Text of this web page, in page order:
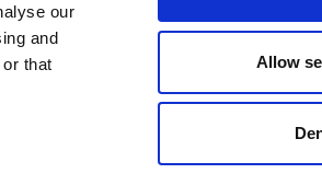
our
and
that
Allow
Cupido er